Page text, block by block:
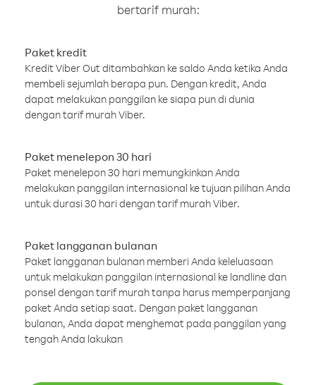
bertarif murah:
Paket kredit
Kredit Viber Out ditambahkan ke saldo Anda ketika Anda
membeli sejumlah berapa pun. Dengan kredit, Anda
dapat melakukan panggilan ke siapa pun di dunia
dengan tarif murah Viber.
Paket menelepon 30 hari
Paket menelepon 30 hari memungkinkan Anda
melakukan panggilan internasional ke tujuan pilihan Anda
untuk durasi 30 hari dengan tarif murah Viber.
Paket langganan bulanan
Paket langganan bulanan memberi Anda keleluasaan
untuk melakukan panggilan internasional ke landline dan
ponsel dengan tarif murah tanpa harus memperpanjang
paket Anda setiap saat. Dengan paket langganan
bulanan, Anda dapat menghemat pada panggilan yang
tengah Anda lakukan